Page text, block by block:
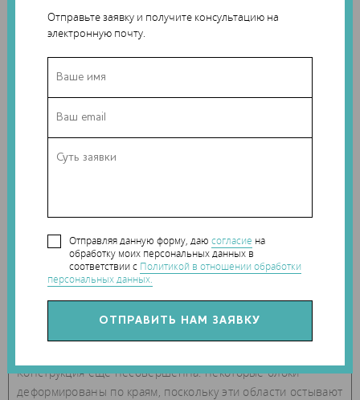
Отправьте заявку и получите консультацию на
электронную почту.
Отправляя данную форму, даюсогласие на
обработку моих персональных данных в
соответствии с Политикой в отношении обработки
персональных данных.
высокой температуры позволил сплавить частицы
материала. При отсутствии достаточно яркого солнечного
света ученые использовали ксеноновые лампы, которые
часто применяются в кинопроекторах. Исследователи
говорят, что напечатанные на 3D-принтере блоки
получились прочными, как гипс – они готовы к
механическим испытаниям.
Конструкция еще несовершенна: некоторые блоки
деформированы по краям, поскольку эти области остывают